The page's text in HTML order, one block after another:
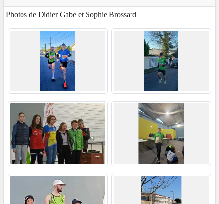
Photos de Didier Gabe et Sophie Brossard